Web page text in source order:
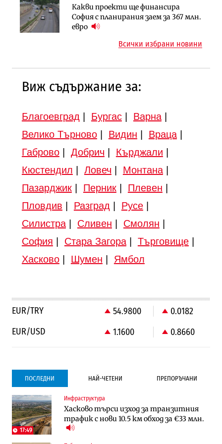
Какви проекти ще финансира
София с планирания заем за 367 млн.
евро
Градоустройство
Шест кандидата с интерес към
Вторият мост над Варненското
езеро става част от бъдещата
магистрала „Черно море“
Всички избрани новини
Виж съдържание за:
Благоевград Бургас| Варна|
Велико Търново| Видин Враца|
Габрово| Добрич Кърджали
Кюстендил
Ловеч Монтана|
Пазарджик| Перник| Плевен
Пловдив
Разград Русе|
Силистра| Сливен Смолян
София
Стара Загора| Търговище|
Хасково| Шумен Ямбол
EUR/TRY 54.9800
0.0182
EUR/USD
1.1600 0.8660
ПОСЛЕДНИ НАЙ-ЧЕТЕНИ ПРЕПОРЪЧАНИ
17:49
Инфраструктура
Хасково търси изход за транзитния
трафик с нови 10.5 км обход за €33 млн.
Градоустройство
Столична община избра изпълнител за
преместването на трамвайното
трасе по бул. „Скобелев“
Компании
Vivacom предлага над 150 устройства с
90% отстъпка през август